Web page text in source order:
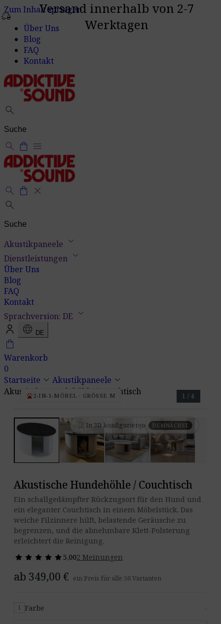
Zum Inhalt springen
delivery_truck_speed
Versand innerhalb von 2-7
Werktagen
Über Uns
Blog
FAQ
Kontakt
search
search shopping_bag menu
search shopping_bag close
search
Akustikpaneele keyboard_arrow_down
Dienstleistungen keyboard_arrow_down
Über Uns
Blog
FAQ
Kontakt
Sprachversion: DE keyboard_arrow_down
language DE
shopping_bag
Warenkorb
0
Startseite keyboard_arrow_down Akustikpaneele keyboard_arrow_down
Akustische Hundehöhle / Couchtisch
pets2-IN-1-MÖBEL · GRÖSSE M
view_in_arIn 3D konfigurieren DEMNÄCHST
1 / 4
Akustische Hundehöhle / Couchtisch
Ein schallgedämpfter Rückzugsort für den Hund und
ein eleganter Couchtisch in einem Möbelstück. Das
weiche Filzinnere hilft, belastende Geräusche zu
begrenzen, und die abnehmbare Klett-Polsterung
erleichtert die Reinigung.
star star star star star
star star star star star5,002 Meinungen
ab 349,00 € ein Preis für alle 56 Varianten
1 Farbe